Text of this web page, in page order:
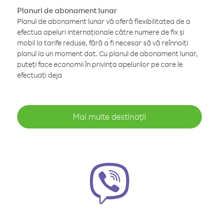
Planuri de abonament lunar
Planul de abonament lunar vă oferă flexibilitatea de a
efectua apeluri internaționale către numere de fix și
mobil la tarife reduse, fără a fi necesar să vă reînnoiți
planul la un moment dat. Cu planul de abonament lunar,
puteți face economii în privința apelurilor pe care le
efectuați deja
Mai multe destinații